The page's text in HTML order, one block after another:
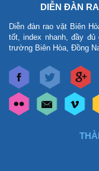
DIỄN ĐÀN
Diễn đàn rao vặt Biên
tốt, index nhanh, đầy
trường Biên Hòa, Đồng